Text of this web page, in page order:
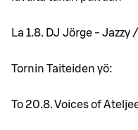
La 1.8. DJ Jörge - Jazzy
Tornin Taiteiden yö:
To 20.8. Voices of